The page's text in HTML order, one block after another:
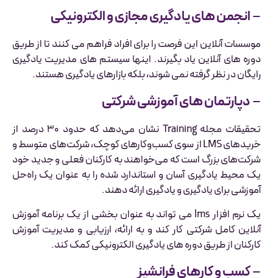
–انجمن های یادگیری مجازی و الکترونیکی
موسسات آنلاین این فرصت را برای افراد فراهم می کنند تا از طریق
دوره های آنلاین یاد بگیرند. اینها سیستم های مدیریت یادگیری
رایگان در نظر گرفته نمی شوند، بلکه بازارهای یادگیری هستند.
–دپارتمان های آموزشی شرکتی
تحقیقات مجله Training نشان می‌دهد که حدود ۳۰ درصد از
خریدهای LMS از سوی کسب‌وکارهای کوچک، شرکت‌های متوسط ​​و
شرکت‌های بزرگ است که می‌خواهند به کارکنان فعلی و جدید خود
یک محیط یادگیری آسان و استاندارد شده را به عنوان یک راه‌حل
آموزشی برای یادگیری و یادگیری ارائه دهند.
یک نرم افزار lms می تواند به عنوان بخشی از یک برنامه آموزش
آنلاین کامل شرکتی کار کند و به ارائه، ارزیابی و مدیریت آموزش
کارکنان از طریق دوره های یادگیری الکترونیکی کمک کند.
–کسب و کارهای فرانشیز